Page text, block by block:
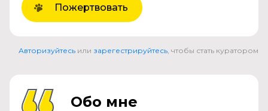
Пожертвовать
Авторизуйтесь или зарегестрируйтесь , чтобы стать куратором
Обо мне